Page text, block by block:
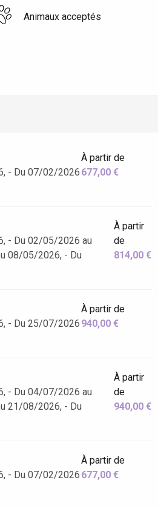
Animaux acceptés
- Du 07/02/2026
À partir de
677,00 €
- Du 02/05/2026 au
08/05/2026, - Du
À partir
de
814,00 €
- Du 25/07/2026
À partir de
940,00 €
- Du 04/07/2026 au
21/08/2026, - Du
À partir
de
940,00 €
- Du 07/02/2026
À partir de
677,00 €